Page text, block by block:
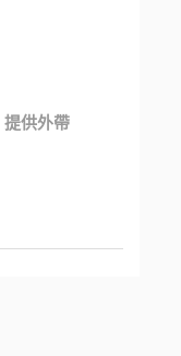
提供外帶